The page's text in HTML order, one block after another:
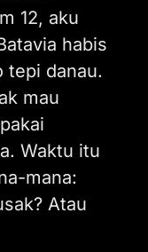
12, aku
habis
tepi danau.
mau
Waktu itu
mana:
Atau